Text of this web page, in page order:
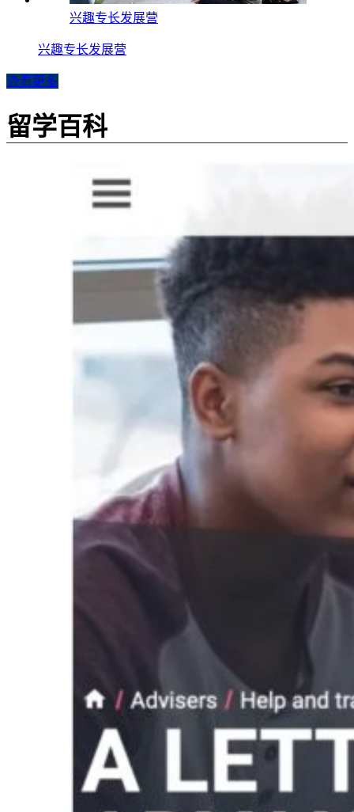
兴趣专长发展营
兴趣专长发展营
查看更多
留学百科